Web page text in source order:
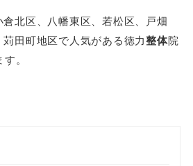
北区、八幡東区、若松区、戸畑
田町地区で人気がある徳力整体院
。